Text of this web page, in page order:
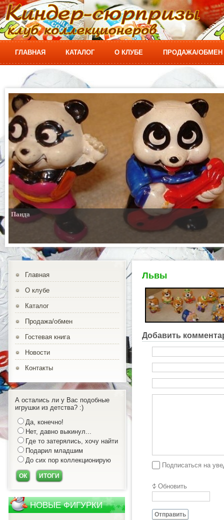
ГЛАВНАЯ КАТАЛОГ О КЛУБЕ ПРОДАЖА/ОБМЕН
Панда
Главная
О клубе
Каталог
Продажа/обмен
Гостевая книга
Новости
Контакты
А остались ли у Вас подобные
игрушки из детства? :)
Да, конечно!
Нет, давно выкинул...
Где то затерялись, хочу найти
Подарил младшим
До сих пор коллекционирую
НОВЫЕ ФИГУРКИ
Львы
Добавить
Подписаться на
Обновить
Отправить